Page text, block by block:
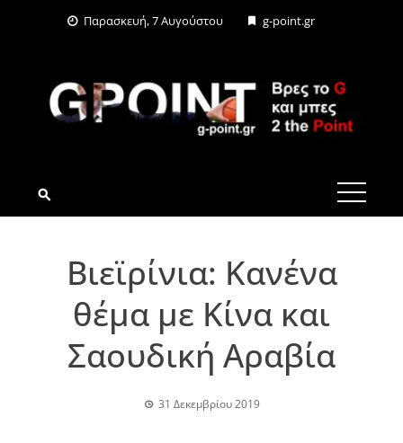
Παρασκευή, 7 Αυγούστου g-point.gr
G-POINT.GR
Βιεϊρίνια: Κανένα
θέμα με Κίνα και
Σαουδική Αραβία
31 Δεκεμβρίου 2019